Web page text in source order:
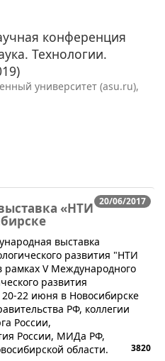
конференция
Технологии.
университет (asu.ru),
20/06/2017
«НТИ
выставка
развития "НТИ
V Международного
развития
22 июня в Новосибирске
РФ, коллегии
России,
России, МИДа РФ,
области.
3820